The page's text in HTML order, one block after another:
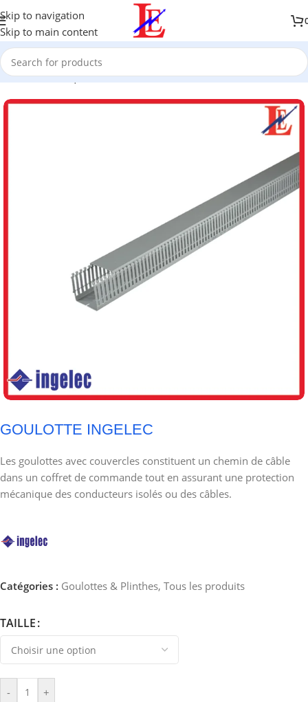
Skip to navigation
Skip to main content
Accueil/Boutique/Câbles & Canalisation/Goulottes & Plinthes
GOULOTTE INGELEC
Les goulottes avec couvercles constituent un chemin de câble
dans un coffret de commande tout en assurant une protection
mécanique des conducteurs isolés ou des câbles.
Catégories : Goulottes & Plinthes, Tous les produits
TAILLE
- +